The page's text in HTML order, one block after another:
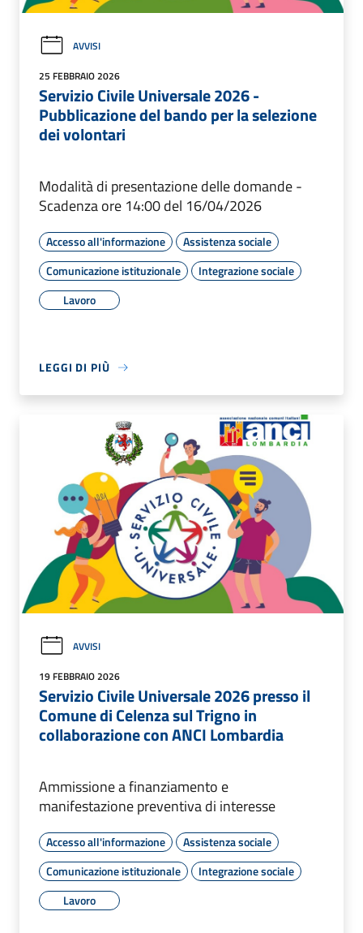
AVVISI
25 FEBBRAIO 2026
Servizio Civile Universale 2026 -
Pubblicazione del bando per la selezione
dei volontari
Modalità di presentazione delle domande -
Scadenza ore 14:00 del 16/04/2026
Accesso all'informazione
Assistenza sociale
Comunicazione istituzionale
Integrazione sociale
Lavoro
LEGGI DI PIÙ
AVVISI
19 FEBBRAIO 2026
Servizio Civile Universale 2026 presso il
Comune di Celenza sul Trigno in
collaborazione con ANCI Lombardia
Ammissione a finanziamento e
manifestazione preventiva di interesse
Accesso all'informazione
Assistenza sociale
Comunicazione istituzionale
Integrazione sociale
Lavoro